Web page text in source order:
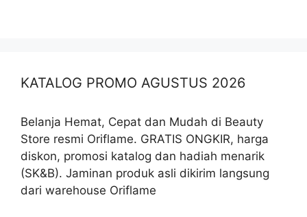
KATALOG PROMO AGUSTUS 2026
Belanja Hemat, Cepat dan Mudah di Beauty
Store resmi Oriflame. GRATIS ONGKIR, harga
diskon, promosi katalog dan hadiah menarik
(SK&B). Jaminan produk asli dikirim langsung
dari warehouse Oriflame